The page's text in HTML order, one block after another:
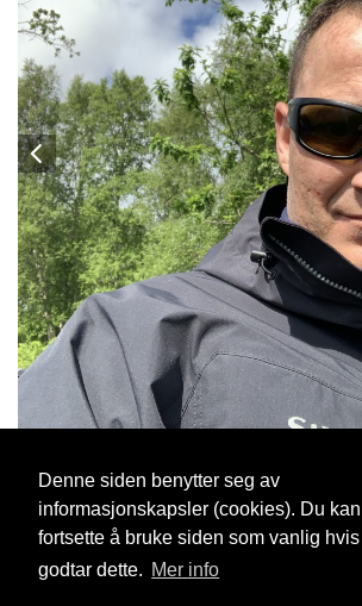
Denne siden benytter seg av
informasjonskapsler (cookies). Du kan
fortsette å bruke siden som vanlig hvis
godtar dette. Mer info
Andy 26 Sep, 2020
Blogg Support Kontakt oss